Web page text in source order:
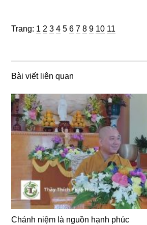
Trang: Trang
1 Trang
2 Trang
3 Trang
4 Trang
5 Trang
6 Trang
7 Trang
8 Trang
9 Trang
10 Trang
11
Bài viết liên quan
Chánh niệm là nguồn hạnh phúc